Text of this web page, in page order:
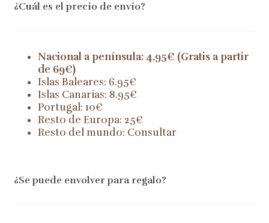
¿Cuál es el precio de envío?
Nacional a península: 4,95€ (Gratis a partir
de 69€)
Islas Baleares: 6.95€
Islas Canarias: 8.95€
Portugal: 10€
Resto de Europa: 25€
Resto del mundo: Consultar
¿Se puede envolver para regalo?